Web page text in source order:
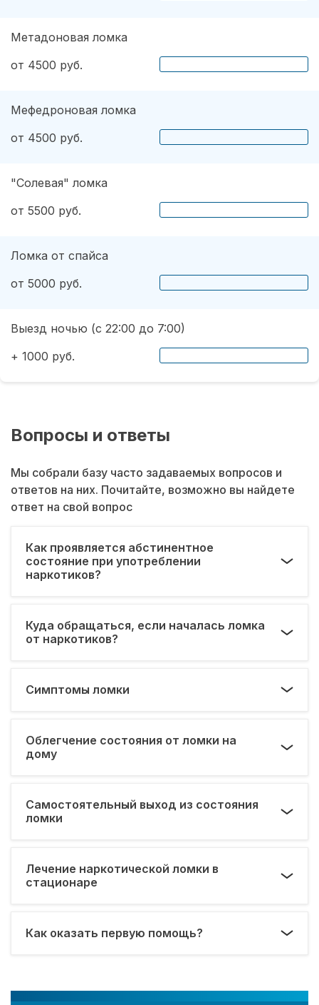
Метадоновая ломка
от 4500 руб.
Мефедроновая ломка
от 4500 руб.
"Солевая" ломка
от 5500 руб.
Ломка от спайса
от 5000 руб.
Выезд ночью (с 22:00 до 7:00)
+ 1000 руб.
Вопросы и ответы
Мы собрали базу часто задаваемых вопросов и
ответов на них. Почитайте, возможно вы найдете
ответ на свой вопрос
Как проявляется абстинентное
состояние при употреблении
наркотиков?
Куда обращаться, если началась ломка
от наркотиков?
Симптомы ломки
Облегчение состояния от ломки на
дому
Самостоятельный выход из состояния
ломки
Лечение наркотической ломки в
стационаре
Как оказать первую помощь?